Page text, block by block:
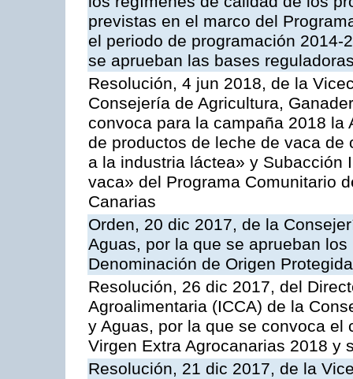
previstas en el marco del
el periodo de programación
se aprueban las bases
Resolución, 4 jun 2018, de la
Consejería de Agricultura,
convoca para la campaña 2018
de productos de leche de vaca
a la industria láctea» y Subacción
vaca» del Programa Comunitario
Canarias
Orden, 20 dic 2017, de la
Aguas, por la que se aprueban
Denominación de Origen
Resolución, 26 dic 2017, del
Agroalimentaria (ICCA) de la
y Aguas, por la que se convoca el
Virgen Extra Agrocanarias 2018 y
Resolución, 21 dic 2017, de la